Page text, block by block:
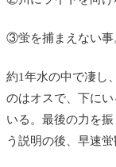
③蛍を捕まえない事
約1年水の中で凄し
のはオスで、下に
いる。最後の力を
う説明の後、早速蛍